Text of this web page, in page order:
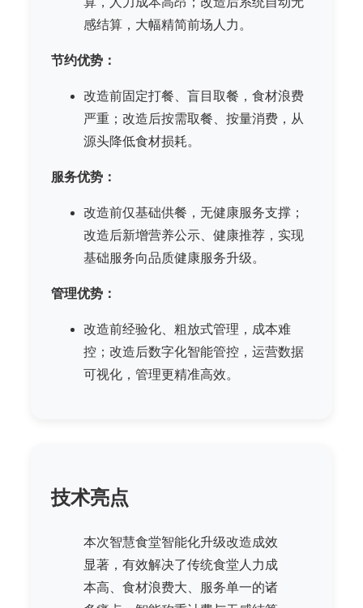
感结算，大幅精简前场人力。
节约优势：
改造前固定打餐、盲目取餐，食材浪费
严重；改造后按需取餐、按量消费，从
源头降低食材损耗。
服务优势：
改造前仅基础供餐，无健康服务支撑；
改造后新增营养公示、健康推荐，实现
基础服务向品质健康服务升级。
管理优势：
改造前经验化、粗放式管理，成本难
控；改造后数字化智能管控，运营数据
可视化，管理更精准高效。
技术亮点
本次智慧食堂智能化升级改造成效
显著，有效解决了传统食堂人力成
本高、食材浪费大、服务单一的诸